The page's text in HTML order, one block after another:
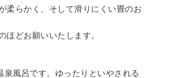
柔らかく、そして滑りにくい畳のお
どお願いいたします。
風呂です。ゆったりといやされる